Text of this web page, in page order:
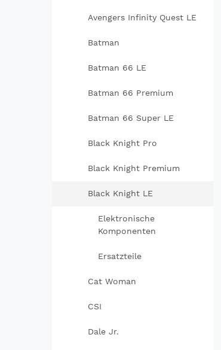
Avengers Infinity Quest LE
Batman
Batman 66 LE
Batman 66 Premium
Batman 66 Super LE
Black Knight Pro
Black Knight Premium
Black Knight LE
Elektronische
Komponenten
Ersatzteile
Cat Woman
CSI
Dale Jr.